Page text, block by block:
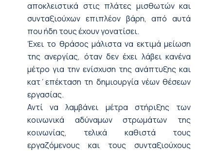
αποκλειστικά στις πλάτες μισθωτών και
συνταξιούχων επιπλέον βάρη, από αυτά
που ήδη τους έχουν γονατίσει.
Έχει το θράσος μάλιστα να εκτιμά μείωση
της ανεργίας, όταν δεν έχει λάβει κανένα
μέτρο για την ενίσχυση της ανάπτυξης και
κατ΄επέκταση τη δημιουργία νέων θέσεων
εργασίας.
Αντί να λαμβάνει μέτρα στήριξης των
κοινωνικά αδύναμων στρωμάτων της
κοινωνίας, τελικά καθιστά τους
εργαζόμενους και τους συνταξιούχους